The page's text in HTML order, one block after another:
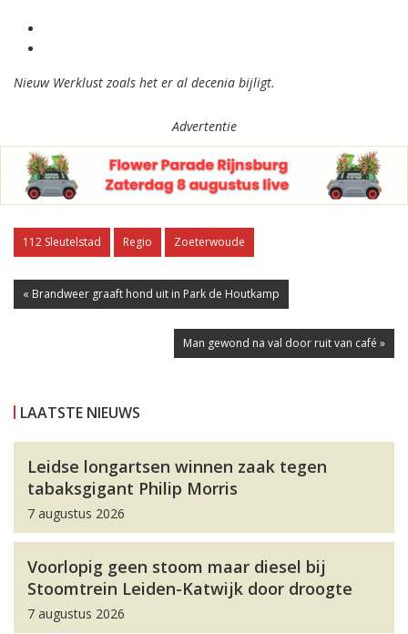
Nieuw Werklust zoals het er al decenia bijligt.
Advertentie
112 Sleutelstad Regio Zoeterwoude
« Brandweer graaft hond uit in Park de Houtkamp
Man gewond na val door ruit van café »
LAATSTE NIEUWS
Leidse longartsen winnen zaak tegen
tabaksgigant Philip Morris
7 augustus 2026
Voorlopig geen stoom maar diesel bij
Stoomtrein Leiden-Katwijk door droogte
7 augustus 2026